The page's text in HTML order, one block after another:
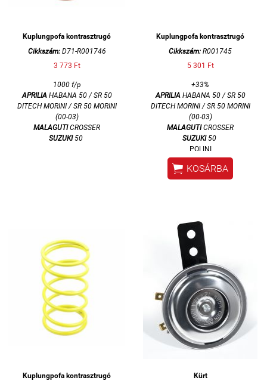
Kuplungpofa kontrasztrugó
Cikkszám:D71-R001746
3 773 Ft
1000 f/p
APRILIA HABANA 50 / SR 50
DITECH MORINI / SR 50 MORINI
(00-03)
MALAGUTICROSSER
SUZUKI50
Kuplungpofa kontrasztrugó
Cikkszám: R001745
5 301 Ft
+33%
APRILIA HABANA 50 / SR 50
DITECH MORINI / SR 50 MORINI
(00-03)
MALAGUTICROSSER
SUZUKI50
POLINI
 KOSÁRBA
Kuplungpofa kontrasztrugó
Kürt